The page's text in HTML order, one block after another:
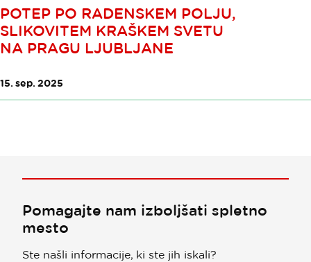
POTEP PO RADENSKEM POLJU,
SLIKOVITEM KRAŠKEM SVETU
NA PRAGU LJUBLJANE
15. sep. 2025
Pomagajte nam izboljšati spletno
mesto
Ste našli informacije, ki ste jih iskali?